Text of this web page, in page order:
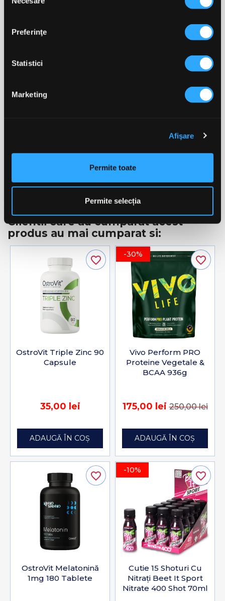
consimțământului
Preferinţe
Statistici
Marketing
Afişare
Permite toate
Permite selecția
Proteine
Sodiu
Ingrediente: apă, L-carnitină, acidifiant: acid citric,
regulator de aciditate: citrat de sodiu, aromă, îndulcitor:
Clientii care au cumparat acest
produs au mai cumparat si:
OstroVit Triple Zinc 90
Capsule
35,00 lei
ADAUGĂ ÎN COȘ
favorite_border -30%
Vivo Perform PRO
Proteine Vegetale &
BCAA 936g
175,00 lei250,00 lei
ADAUGĂ ÎN COȘ
favorite_border
OstroVit Melatonină
1mg 180 Tablete
favorite_border -10%
Cutie 15 Shoturi Cu
Nitrați Beet It Sport
Nitrate 400 Shot 70ml
favorite_border